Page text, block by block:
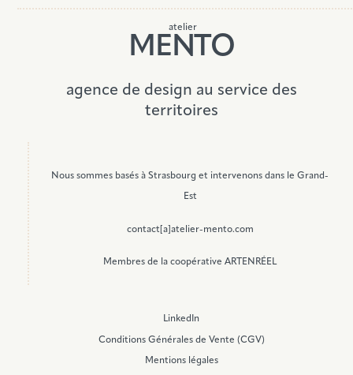
atelier
MENTO
agence de design au service des
territoires
Nous sommes basés à Strasbourg et intervenons dans le Grand-
Est
contact[a]atelier-mento.com
Membres de la coopérative ARTENRÉEL
LinkedIn
Conditions Générales de Vente (CGV)
Mentions légales